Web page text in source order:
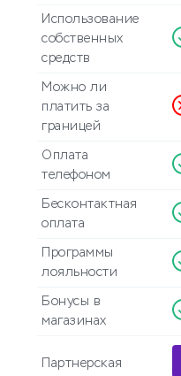
Использование
собственных
средств
Можно ли
платить за
границей
Оплата
телефоном
Бесконтактная
оплата
Программы
лояльности
Бонусы в
магазинах
Партнерская